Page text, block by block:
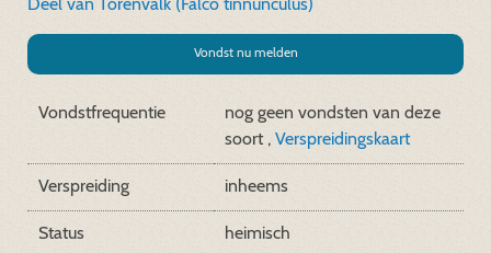
Vondst nu melden
Vondstfrequentie
nog geen vondsten van deze
soort , Verspreidingskaart
Verspreiding inheems
Status heimisch